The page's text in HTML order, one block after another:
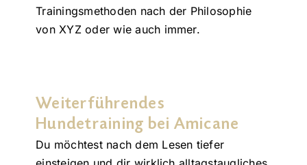
Trainingsmethoden nach der Philosophie
von XYZ oder wie auch immer.
Weiterführendes
Hundetraining bei Amicane
Du möchtest nach dem Lesen tiefer